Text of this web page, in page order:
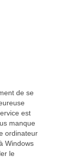
de se
est
manque
ordinateur
Windows
le